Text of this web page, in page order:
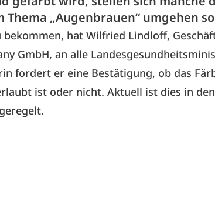
Thema „Augenbrauen“ umgehen
hat Wilfried Lindloff,
GmbH, an alle
fordert er eine Bestätigung, ob das
ist oder nicht. Aktuell ist dies in den